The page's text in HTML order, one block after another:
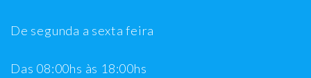
De segunda a sexta feira
Das 08:00hs às 18:00hs